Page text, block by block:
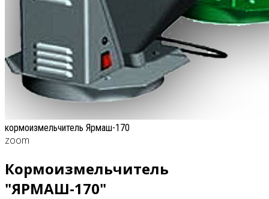
кормоизмельчитель Ярмаш-170
zoom
Кормоизмельчитель
"ЯРМАШ-170"